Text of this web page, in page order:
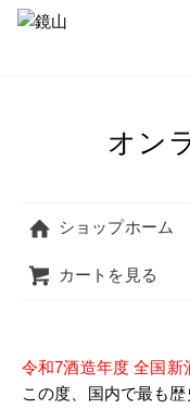
オン
ショップホーム
カートを見る
令和7酒造年度 全国新
この度、国内で最も